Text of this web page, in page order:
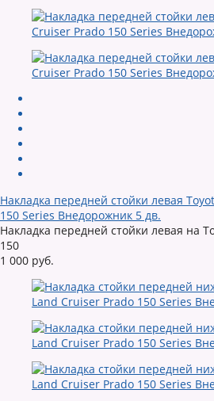
Накладка передней стойки левая
150 Series Внедорожник 5 дв.
Накладка передней стойки левая на
150
1 000 руб.